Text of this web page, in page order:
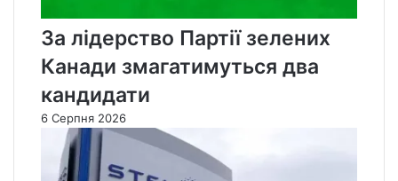
За лідерство Партії зелених
Канади змагатимуться два
кандидати
6 Серпня 2026